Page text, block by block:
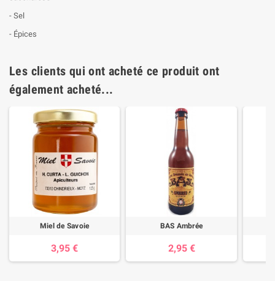
- Sel
- Épices
Les clients qui ont acheté ce produit ont
également acheté...
Miel de Savoie
3,95 €
BAS Ambrée
2,95 €